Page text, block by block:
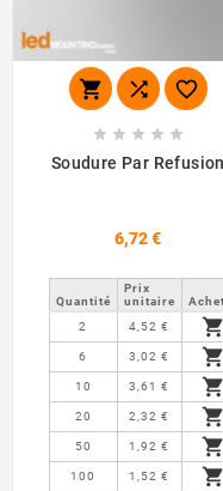
  
    
Soudure Par Refusion
6,72 €
Quantité
Prix ​​
unitaire
2
4,52 € 
6 3,02 € 
10 3,61 € 
20 2,32 € 
50 1,92 € 
100 1,52 € 